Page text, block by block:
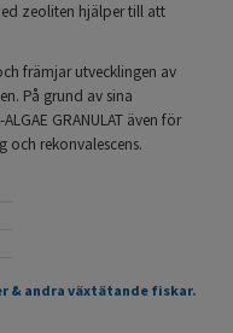
zeoliten hjälper till att
främjar utvecklingen av
På grund av sina
GRANULAT även för
rekonvalescens.
& andra växtätande fiskar.